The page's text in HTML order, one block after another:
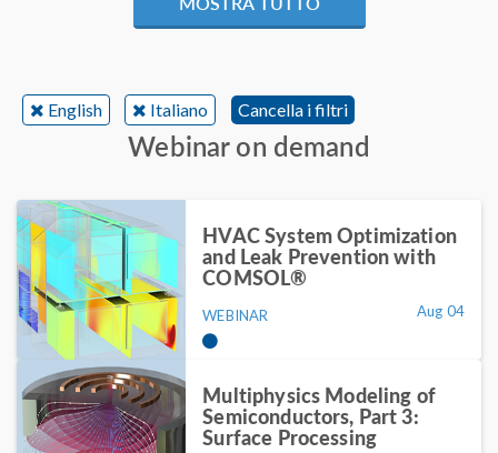
English Italiano Cancella i filtri
Webinar on demand
HVAC System Optimization
and Leak Prevention with
COMSOL®
WEBINAR Aug 04
Multiphysics Modeling of
Semiconductors, Part 3:
Surface Processing